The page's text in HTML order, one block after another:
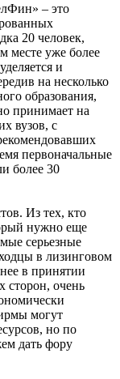
– это
20 человек,
месте уже более
и
на несколько
образования,
принимает на
вузов, с
первоначальные
более 30
Из тех, кто
нужно еще
серьезные
в лизинговом
в принятии
сторон, очень
могут
но по
дать фору